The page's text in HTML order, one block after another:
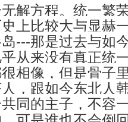
解方程。统一繁
上比较大与显赫
---那是过去与如
从来没有真正统
相像，但是骨子
，跟如今东北人
同的主子，不容